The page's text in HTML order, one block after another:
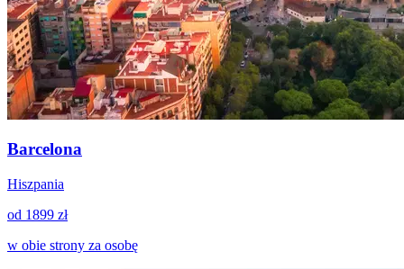
Barcelona
Hiszpania
od 1899 zł
w obie strony za osobę